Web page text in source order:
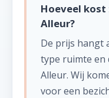
Hoeveel
Alleur?
De prijs hangt
type ruimte en
Alleur. Wij
voor een